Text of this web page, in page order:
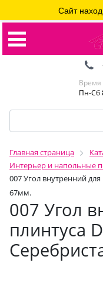
Время
Пн-Сб
Главная страница
Интерьер и напольные
007 Угол внутренний
67мм.
007 Угол
плинтуса
Сайт